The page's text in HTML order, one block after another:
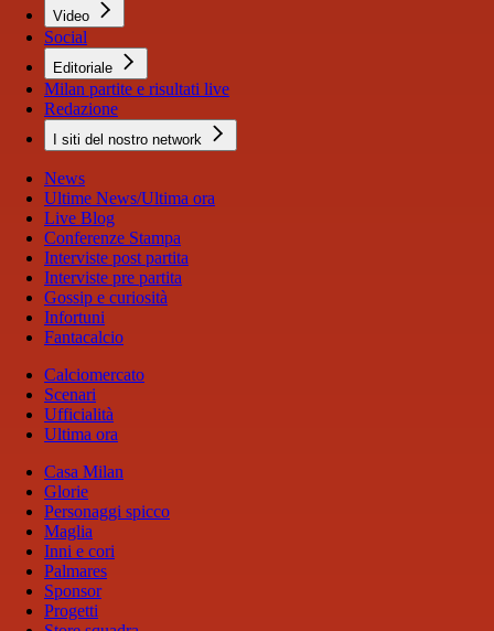
Video
Social
Editoriale
Milan partite e risultati live
Redazione
I siti del nostro network
News
Ultime News/Ultima ora
Live Blog
Conferenze Stampa
Interviste post partita
Interviste pre partita
Gossip e curiosità
Infortuni
Fantacalcio
Calciomercato
Scenari
Ufficialità
Ultima ora
Casa Milan
Glorie
Personaggi spicco
Maglia
Inni e cori
Palmares
Sponsor
Progetti